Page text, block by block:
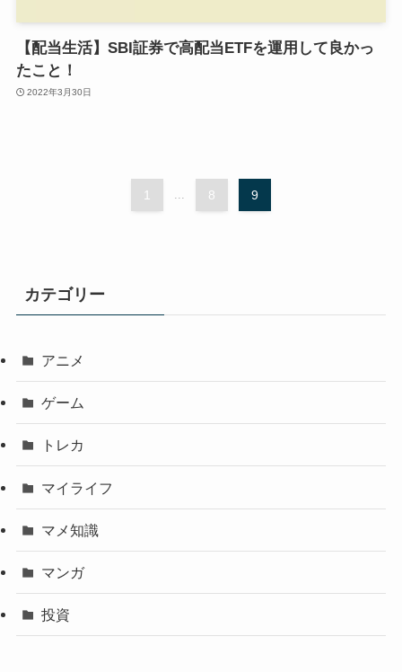
【配当生活】SBI証券で高配当ETFを運用して良かっ
たこと！
2022年3月30日
1 8 9
カテゴリー
アニメ
ゲーム
トレカ
マイライフ
マメ知識
マンガ
投資